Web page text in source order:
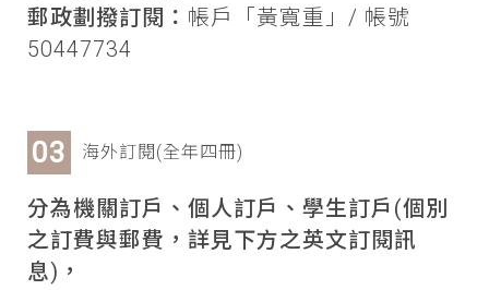
郵政劃撥訂閱： 帳戶「黃寬重」/ 帳號
50447734
海外訂閱(全年四冊)
分為機關訂戶、個人訂戶、學生訂戶(個別
之訂費與郵費，詳見下方之英文訂閱訊
息)，